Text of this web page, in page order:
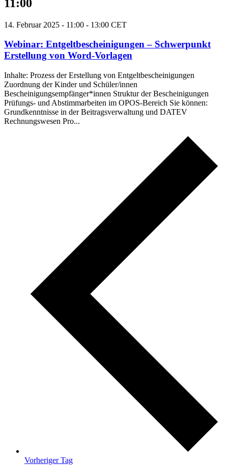
11:00
14. Februar 2025 - 11:00 - 13:00 CET
Webinar: Entgeltbescheinigungen – Schwerpunkt
Erstellung von Word-Vorlagen
Inhalte: Prozess der Erstellung von Entgeltbescheinigungen
Zuordnung der Kinder und Schüler/innen
Bescheinigungsempfänger*innen Struktur der Bescheinigungen
Prüfungs- und Abstimmarbeiten im OPOS-Bereich Sie können:
Grundkenntnisse in der Beitragsverwaltung und DATEV
Rechnungswesen Pro...
Vorheriger Tag